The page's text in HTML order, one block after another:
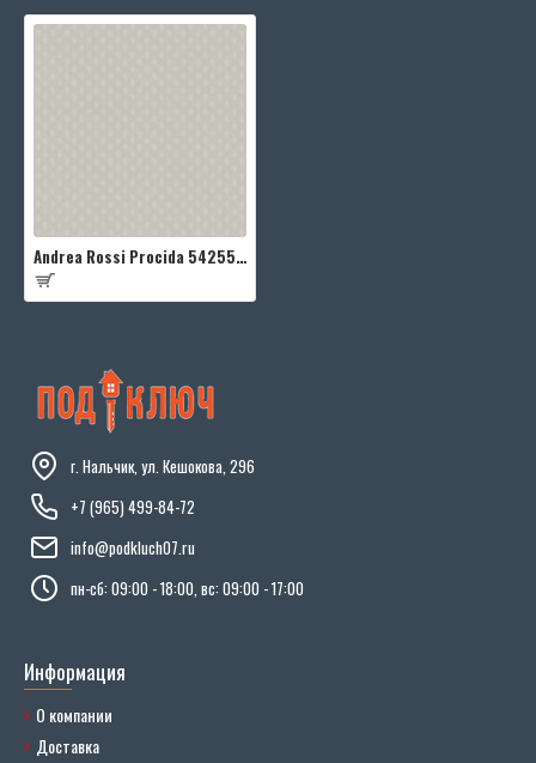
Andrea Rossi Procida 54255-5
г. Нальчик, ул. Кешокова, 296
+7 (965) 499-84-72
info@podkluch07.ru
пн-сб: 09:00 - 18:00, вс: 09:00 - 17:00
Информация
О компании
Доставка